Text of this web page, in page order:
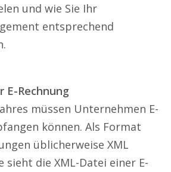
und wie Sie Ihr
entsprechend
E-Rechnung
müssen Unternehmen E-
können. Als Format
üblicherweise XML
sieht die XML-Datei einer E-